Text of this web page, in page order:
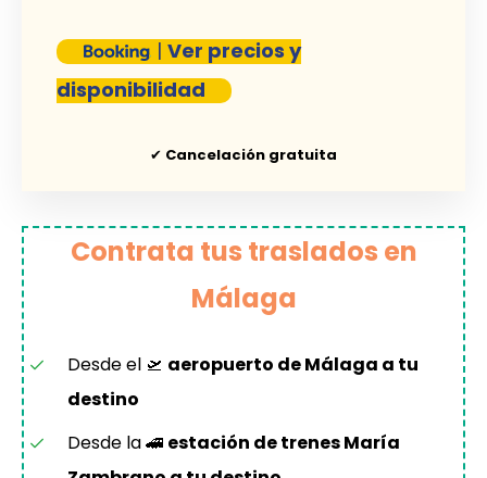
| Ver precios y
disponibilidad
✔ Cancelación gratuita
Contrata tus traslados en
Málaga
Desde el 🛫 aeropuerto de Málaga a tu
destino
Desde la 🚄 estación de trenes María